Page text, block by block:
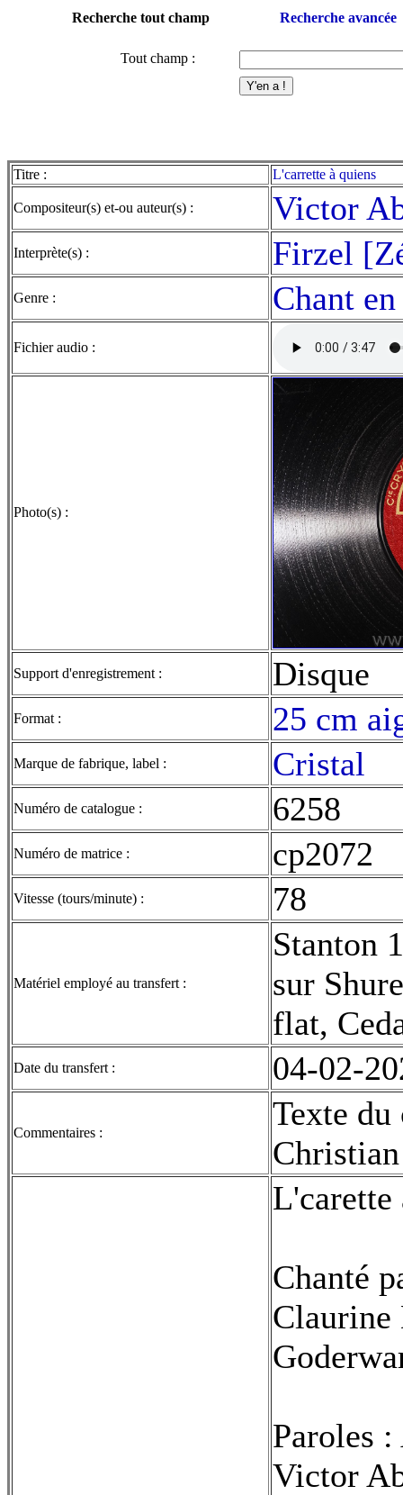
Recherche tout champ Recherche avancée
Tout champ :
Titre : L'carrette à quiens
Compositeur(s) et-ou auteur(s) : Victor
Interprète(s) : Firzel
Genre : Chant
Fichier audio :
Photo(s) :
Support d'enregistrement : Disque
Format : 25 cm
Marque de fabrique, label : Cristal
Numéro de catalogue : 6258
Numéro de matrice : cp2072
Vitesse (tours/minute) : 78
Matériel employé au transfert :
Stanton
sur
flat,
Date du transfert : 04-02-
Commentaires :
Texte
L'carette
Chanté
Claurine
Paroles
Victor